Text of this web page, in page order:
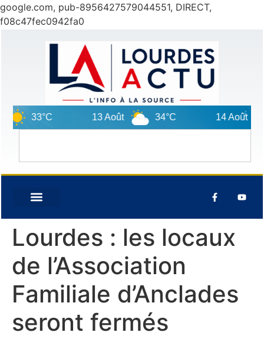
google.com, pub-8956427579044551, DIRECT,
f08c47fec0942fa0
33°C 13 Août 34°C 14 Août
Lourdes : les locaux
de l’Association
Familiale d’Anclades
seront fermés